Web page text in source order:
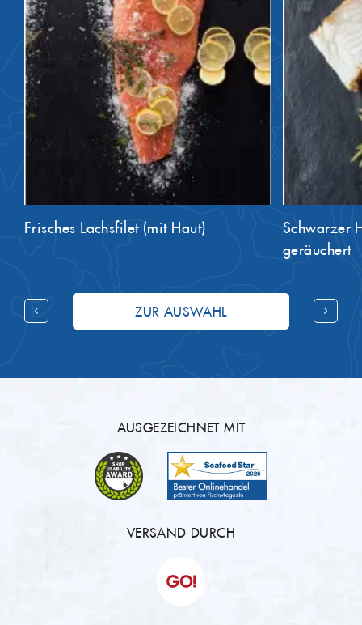
Frisches Lachsfilet (mit Haut)
Schwarzer
geräuchert
ZUR AUSWAHL
AUSGEZEICHNET MIT
VERSAND DURCH